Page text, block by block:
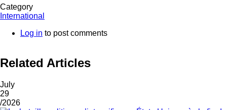
Category
International
Log in to post comments
Related Articles
July
29
/2026